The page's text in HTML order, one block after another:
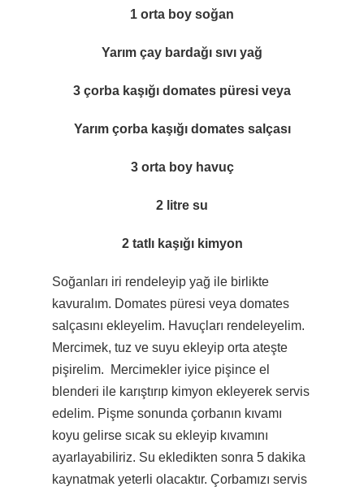
1 orta boy soğan
Yarım çay bardağı sıvı yağ
3 çorba kaşığı domates püresi veya
Yarım çorba kaşığı domates salçası
3 orta boy havuç
2 litre su
2 tatlı kaşığı kimyon
Soğanları iri rendeleyip yağ ile birlikte
kavuralım. Domates püresi veya domates
salçasını ekleyelim. Havuçları rendeleyelim.
Mercimek, tuz ve suyu ekleyip orta ateşte
pişirelim. Mercimekler iyice pişince el
blenderi ile karıştırıp kimyon ekleyerek servis
edelim. Pişme sonunda çorbanın kıvamı
koyu gelirse sıcak su ekleyip kıvamını
ayarlayabiliriz. Su ekledikten sonra 5 dakika
kaynatmak yeterli olacaktır. Çorbamızı servis